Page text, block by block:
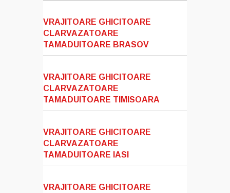
VRAJITOARE GHICITOARE
CLARVAZATOARE
TAMADUITOARE BRASOV
VRAJITOARE GHICITOARE
CLARVAZATOARE
TAMADUITOARE TIMISOARA
VRAJITOARE GHICITOARE
CLARVAZATOARE
TAMADUITOARE IASI
VRAJITOARE GHICITOARE